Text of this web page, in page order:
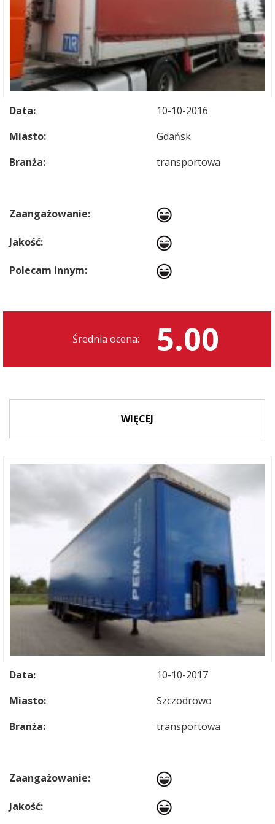
Data:
10-10-2016
Miasto:
Gdańsk
Branża:
transportowa
Zaangażowanie:
Jakość:
Polecam innym:
Średnia ocena: 5.00
WIĘCEJ
Data:
10-10-2017
Miasto:
Szczodrowo
Branża:
transportowa
Zaangażowanie:
Jakość: